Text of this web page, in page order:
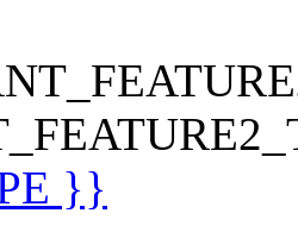
}}